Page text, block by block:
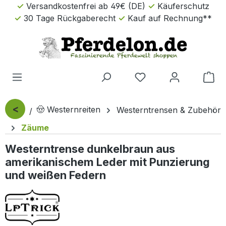
Zum Hauptinhalt springen
Versandkostenfrei ab 49€ (DE)
Käuferschutz
30 Tage Rückgaberecht
Kauf auf Rechnung**
< 🤠 Westernreiten
Westerntrensen & Zubehör
Zäume
Westerntrense dunkelbraun aus
amerikanischem Leder mit Punzierung
und weißen Federn